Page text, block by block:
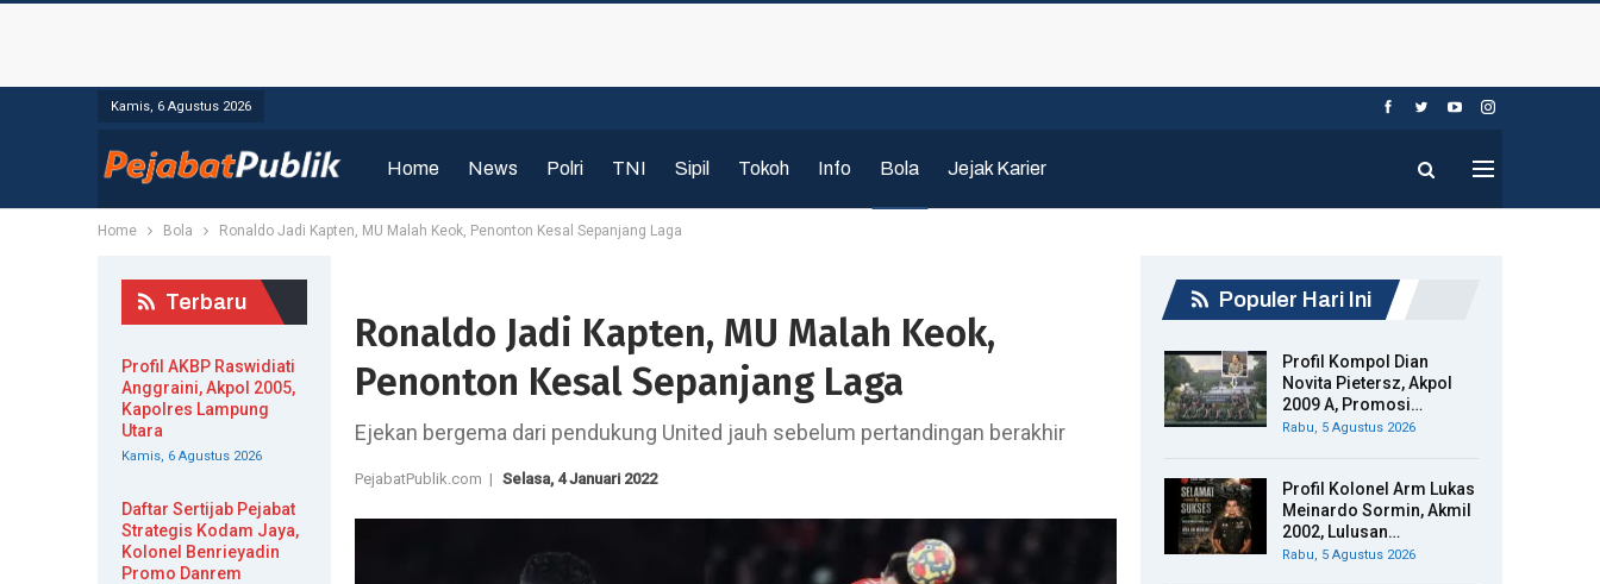
Kamis, 6 Agustus 2026
Home News Polri TNI Sipil Tokoh Info Bola Jejak Karier
Home Bola Ronaldo Jadi Kapten, MU Malah Keok, Penonton Kesal Sepanjang Laga
Ronaldo Jadi Kapten, MU Malah Keok,
Penonton Kesal Sepanjang Laga
Ejekan bergema dari pendukung United jauh sebelum pertandingan berakhir
PejabatPublik.com | Selasa, 4 Januari 2022
Populer Hari Ini
Profil Kompol Dian
Novita Pietersz, Akpol
2009 A, Promosi…
Rabu, 5 Agustus 2026
Profil Kolonel Arm Lukas
Meinardo Sormin, Akmil
2002, Lulusan…
Rabu, 5 Agustus 2026
Terbaru
Profil AKBP Raswidiati
Anggraini, Akpol 2005,
Kapolres Lampung
Utara
Kamis, 6 Agustus 2026
Daftar Sertijab Pejabat
Strategis Kodam Jaya,
Kolonel Benrieyadin
Promo Danrem